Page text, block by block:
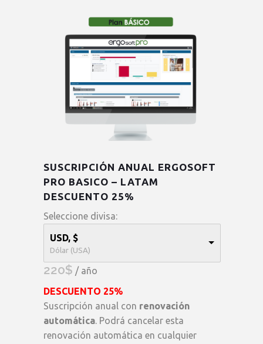
SUSCRIPCIÓN ANUAL ERGOSOFT
PRO BASICO – LATAM
DESCUENTO 25%
Seleccione divisa:
USD, $
Dólar (USA)
220$ / año
DESCUENTO 25%
Suscripción anual con renovación
automática. Podrá cancelar esta
renovación automática en cualquier